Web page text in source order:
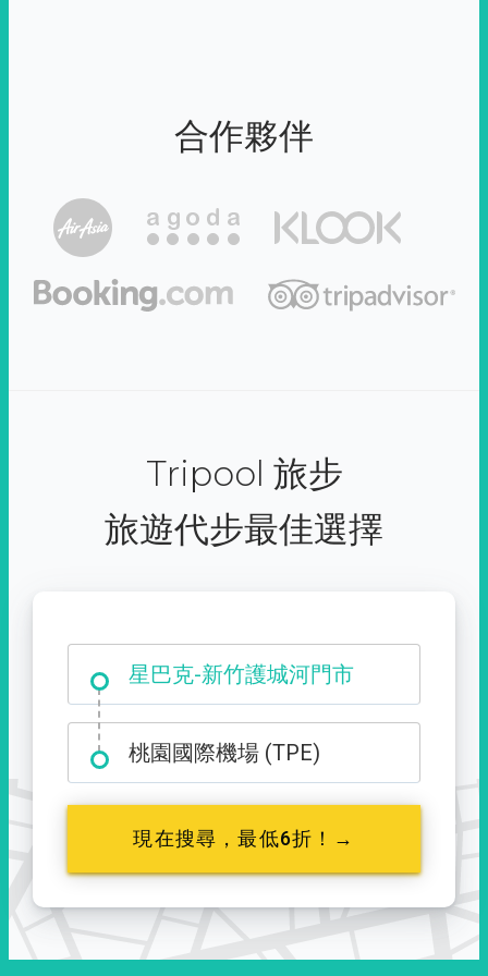
合作夥伴
Tripool 旅步
旅遊代步最佳選擇
星巴克-新竹護城河門市
大霸尖山登山口
桃園國際機場 (TPE)
現在搜尋，最低6折！→